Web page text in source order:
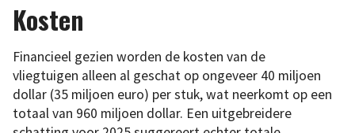
Kosten
Financieel gezien worden de kosten van de
vliegtuigen alleen al geschat op ongeveer 40 miljoen
dollar (35 miljoen euro) per stuk, wat neerkomt op een
totaal van 960 miljoen dollar. Een uitgebreidere